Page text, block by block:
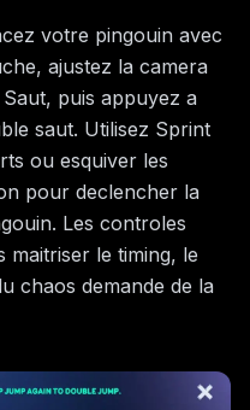
votre pingouin avec
ajustez la camera
puis appuyez a
saut. Utilisez Sprint
ou esquiver les
pour declencher la
Les controles
maitriser le timing, le
chaos demande de la